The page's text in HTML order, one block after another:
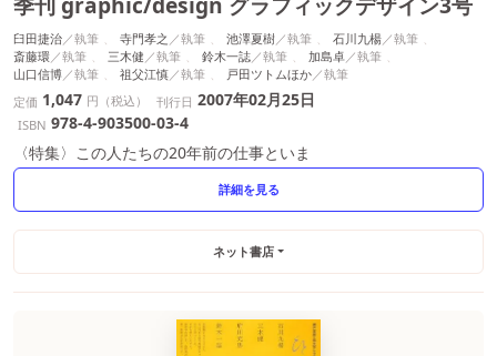
臼田捷治 寺門孝之 池澤夏樹
石川九楊
斎藤環
三木健 鈴木一誌
加島卓
山口信博
祖父江慎
戸田ツトムほか
定価 1,047 円（税込） 刊行日 2007年02月25日
ISBN 978-4-903500-03-4
〈特集〉この人たちの20年前の仕事といま
詳細を見る
ネット書店